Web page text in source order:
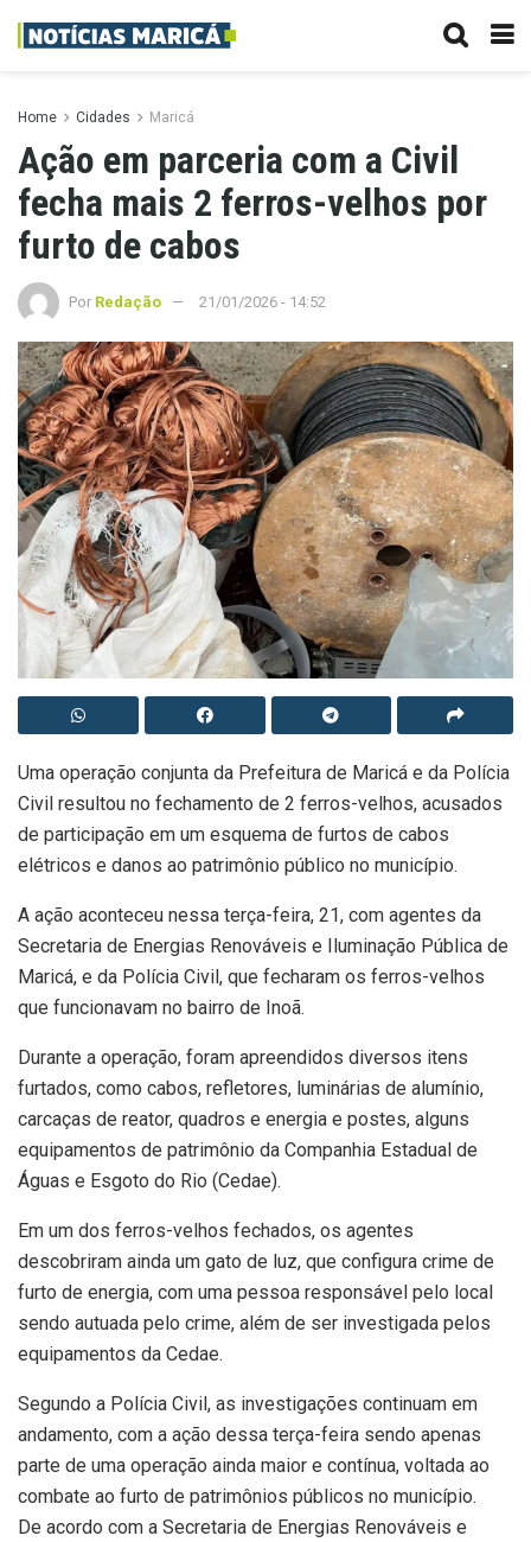
Home Cidades Maricá
Ação em parceria com a Civil
fecha mais 2 ferros-velhos por
furto de cabos
Por Redação 21/01/2026 - 14:52
Uma operação conjunta da Prefeitura de Maricá e da Polícia
Civil resultou no fechamento de 2 ferros-velhos, acusados
de participação em um esquema de furtos de cabos
elétricos e danos ao patrimônio público no município.
A ação aconteceu nessa terça-feira, 21, com agentes da
Secretaria de Energias Renováveis e Iluminação Pública de
Maricá, e da Polícia Civil, que fecharam os ferros-velhos
que funcionavam no bairro de Inoã.
Durante a operação, foram apreendidos diversos itens
furtados, como cabos, refletores, luminárias de alumínio,
carcaças de reator, quadros e energia e postes, alguns
equipamentos de patrimônio da Companhia Estadual de
Águas e Esgoto do Rio (Cedae).
Em um dos ferros-velhos fechados, os agentes
descobriram ainda um gato de luz, que configura crime de
furto de energia, com uma pessoa responsável pelo local
sendo autuada pelo crime, além de ser investigada pelos
equipamentos da Cedae.
Segundo a Polícia Civil, as investigações continuam em
andamento, com a ação dessa terça-feira sendo apenas
parte de uma operação ainda maior e contínua, voltada ao
combate ao furto de patrimônios públicos no município.
De acordo com a Secretaria de Energias Renováveis e